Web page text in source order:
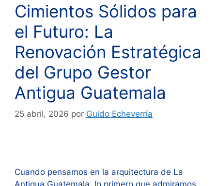
Cimientos Sólidos para
el Futuro: La
Renovación Estratégica
del Grupo Gestor
Antigua Guatemala
25 abril, 2026 por Guido Echeverría
Cuando pensamos en la arquitectura de La